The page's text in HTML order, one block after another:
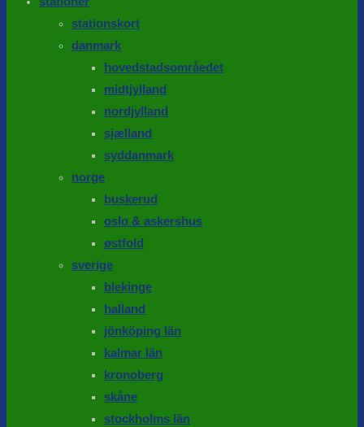
stationskort
danmark
hovedstadsområedet
midtjylland
nordjylland
sjælland
syddanmark
norge
buskerud
oslo & askershus
østfold
sverige
blekinge
halland
jönköping län
kalmar län
kronoberg
skåne
stockholms län